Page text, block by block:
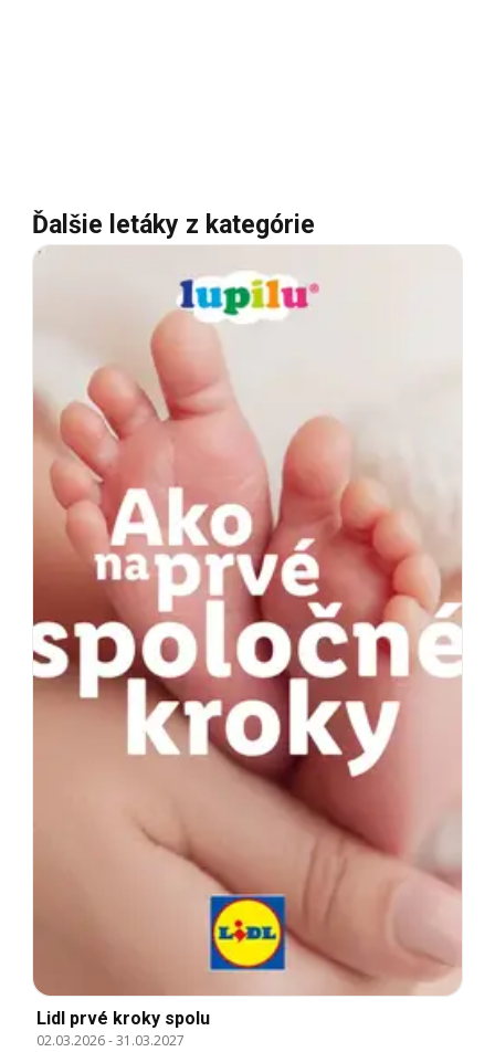
Ďalšie letáky z kategórie
Lidl prvé kroky spolu
02.03.2026-31.03.2027